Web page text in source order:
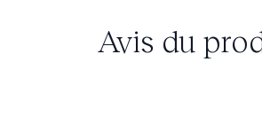
Avis du